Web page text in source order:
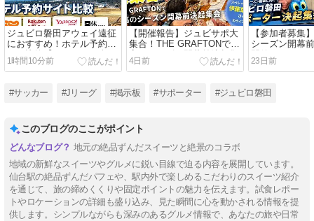
ジュビロ磐田アウェイ遠征
におすすめ！ホテル予約サ
イト比較【じゃらん・楽
天・Yahoo!・一休】
1時間10分前
【開催報告】ジュビサポ大
集合！THE GRAFTONで最
高のシーズン開幕前決起集
会
4日前
【参加者募集
シーズン開幕
開催！｜スペ
は伊藤菜々子
23日前
#サッカー #Jリーグ #掲示板 #サポーター #ジュビロ磐田
このブログのここがポイント
地元の絶品ずんだスイーツと絶景のコラボ
地域の新鮮なスイーツやグルメに鋭い目線で迫る内容を展開しています。
仙台駅の絶品ずんだパフェや、駅内外で楽しめるこだわりのスイーツ紹介
を通じて、旅の締めくくりや固定ポイントの魅力を伝えます。試食レポー
トやロケーションの詳細も盛り込み、見た瞬間に心を動かされる情報を提
供します。シンプルながらも深みのあるグルメ情報で、あなたの旅や日常